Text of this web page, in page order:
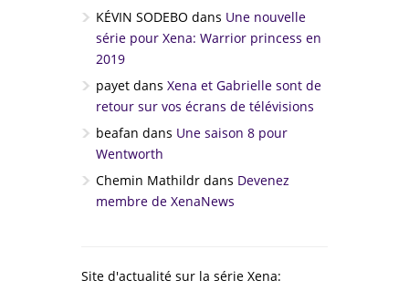
KÉVIN SODEBO dans Une nouvelle
série pour Xena: Warrior princess en
2019
payet dans Xena et Gabrielle sont de
retour sur vos écrans de télévisions
beafan dans Une saison 8 pour
Wentworth
Chemin Mathildr dans Devenez
membre de XenaNews
Site d'actualité sur la série Xena: